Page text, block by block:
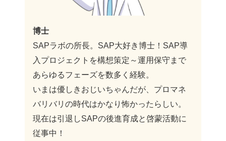
博士
SAPラボの所長。SAP大好き博士！SAP導
入プロジェクトを構想策定～運用保守まで
あらゆるフェーズを数多く経験。
いまは優しきおじいちゃんだが、プロマネ
バリバリの時代はかなり怖かったらしい。
現在は引退しSAPの後進育成と啓蒙活動に
従事中！